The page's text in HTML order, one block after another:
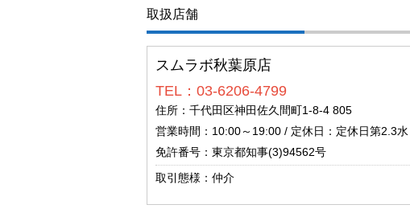
取扱店舗
スムラボ秋葉原店
TEL：03-6206-4799
住所：千代田区神田佐久間町1-8-4 805
営業時間：10:00～19:00 / 定休日：定休日第2.3
免許番号：東京都知事(3)94562号
取引態様：仲介